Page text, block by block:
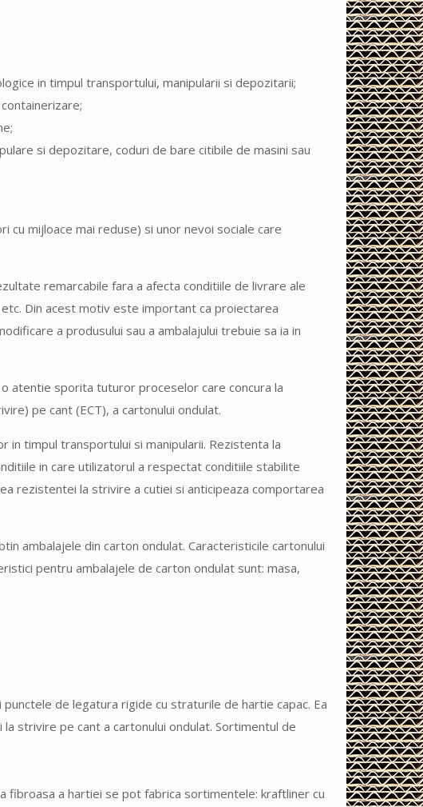
in timpul transportului, manipularii si depozitarii;
si depozitare, coduri de bare citibile de masini sau
cu mijloace mai reduse) si unor nevoi sociale care
remarcabile fara a afecta conditiile de livrare ale
Din acest motiv este important ca proiectarea
a produsului sau a ambalajului trebuie sa ia in
atentie sporita tuturor proceselor care concura la
pe cant (ECT), a cartonului ondulat.
timpul transportului si manipularii. Rezistenta la
in care utilizatorul a respectat conditiile stabilite
rezistentei la strivire a cutiei si anticipeaza comportarea
ambalajele din carton ondulat. Caracteristicile cartonului
pentru ambalajele de carton ondulat sunt: masa,
de legatura rigide cu straturile de hartie capac. Ea
strivire pe cant a cartonului ondulat. Sortimentul de
a hartiei se pot fabrica sortimentele: kraftliner cu